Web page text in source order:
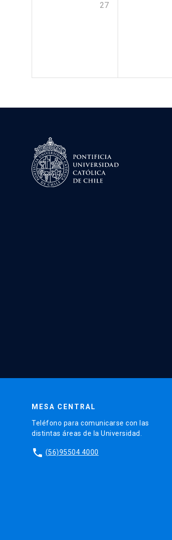
27
MESA CENTRAL
Teléfono para comunicarse con las
distintas áreas de la Universidad.
phone (56)95504 4000